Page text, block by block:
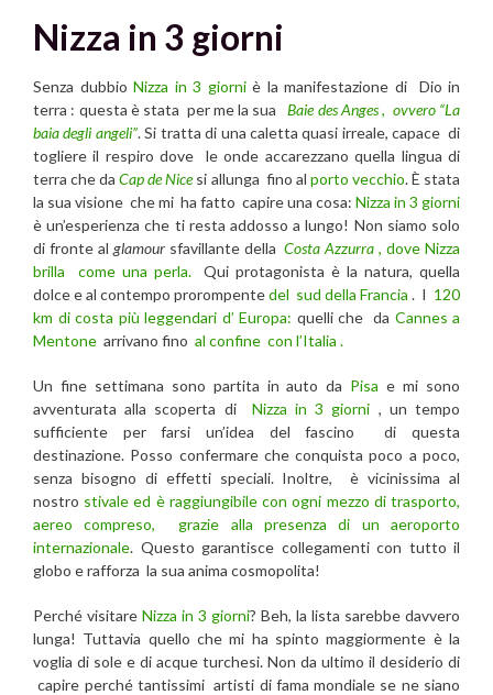
Nizza in 3 giorni
Senza dubbio Nizza in 3 giorniè la manifestazione di Dio in
terra : questa è stata per me la suaBaie des Anges , ovvero “La
baia degli angeli”. Si tratta di una caletta quasi irreale, capace di
togliere il respiro dove le onde accarezzano quella lingua di
terra che daCap de Nicesi allunga fino al porto vecchio. È stata
la sua visione che mi ha fatto capire una cosa: Nizza in 3 giorni
è un’esperienza che ti resta addosso a lungo! Non siamo solo
di fronte al glamoursfavillante dellaCosta Azzurra, dove Nizza
brilla come una perla.Qui protagonista è la natura, quella
dolce e al contempo prorompentedel sud della Francia . I 120
km di costa più leggendari d’ Europa: quelli che da Cannes a
Mentone arrivano fino al confine con l’Italia .
Un fine settimana sono partita in auto da Pisa e mi sono
avventurata alla scoperta di Nizza in 3 giorni , un tempo
sufficiente per farsi un’idea del fascino di questa
destinazione. Posso confermare che conquista poco a poco,
senza bisogno di effetti speciali. Inoltre, è vicinissima al
nostro stivale ed è raggiungibile con ogni mezzo di trasporto,
aereo compreso, grazie alla presenza di un aeroporto
internazionale. Questo garantisce collegamenti con tutto il
globo e rafforza la sua anima cosmopolita!
Perché visitare Nizza in 3 giorni? Beh, la lista sarebbe davvero
lunga! Tuttavia quello che mi ha spinto maggiormente è la
voglia di sole e di acque turchesi. Non da ultimo il desiderio di
capire perché tantissimi artisti di fama mondiale se ne siano